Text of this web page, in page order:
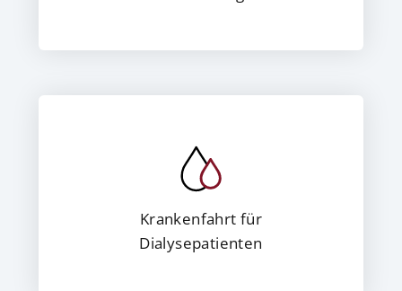
Krankenfahrt für
Dialysepatienten